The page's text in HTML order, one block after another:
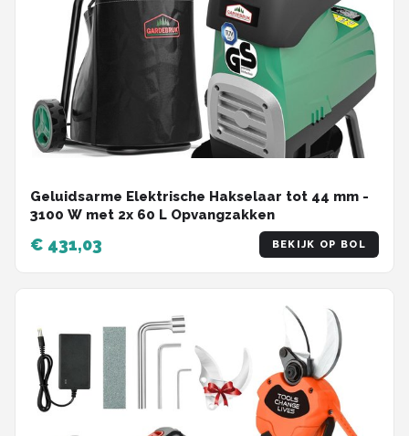
Geluidsarme Elektrische Hakselaar tot 44 mm -
3100 W met 2x 60 L Opvangzakken
€ 431,03 BEKIJK OP BOL